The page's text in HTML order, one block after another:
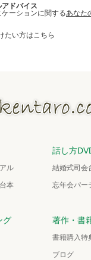
ドバイス
ーションに関するあなた
たい方はこちら
ル
本
話し方
結婚式司会
忘年会パー
グ 著作・書
書籍購入特
ブログ